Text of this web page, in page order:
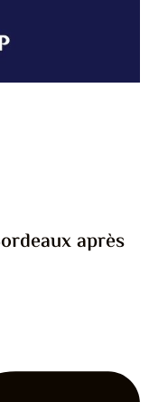
après